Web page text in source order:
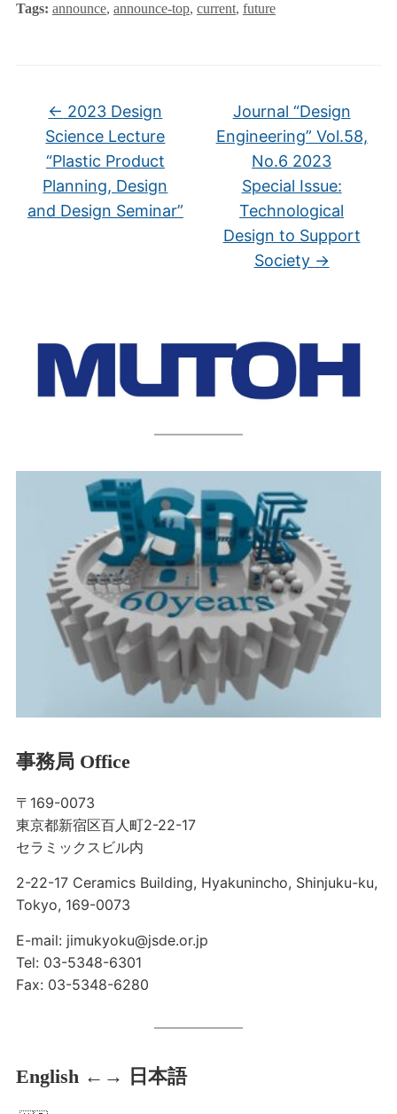
事務局 Office
〒169-0073
東京都新宿区百人町2-22-17
セラミックスビル内
2-22-17 Ceramics Building, Hyakunincho, Shinjuku-ku,
Tokyo, 169-0073
E-mail: jimukyoku@jsde.or.jp
Tel: 03-5348-6301
Fax: 03-5348-6280
English ←→ 日本語
Tags: announce, announce-top, current, future
← 2023 Design
Science Lecture
“Plastic Product
Planning, Design
and Design Seminar”
Journal “Design
Engineering” Vol.58,
No.6 2023
Special Issue:
Technological
Design to Support
Society →